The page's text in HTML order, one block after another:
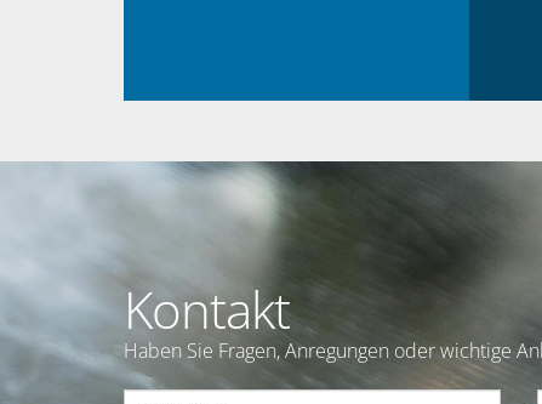
Kontakt
Haben Sie Fragen, Anregungen oder wichtige